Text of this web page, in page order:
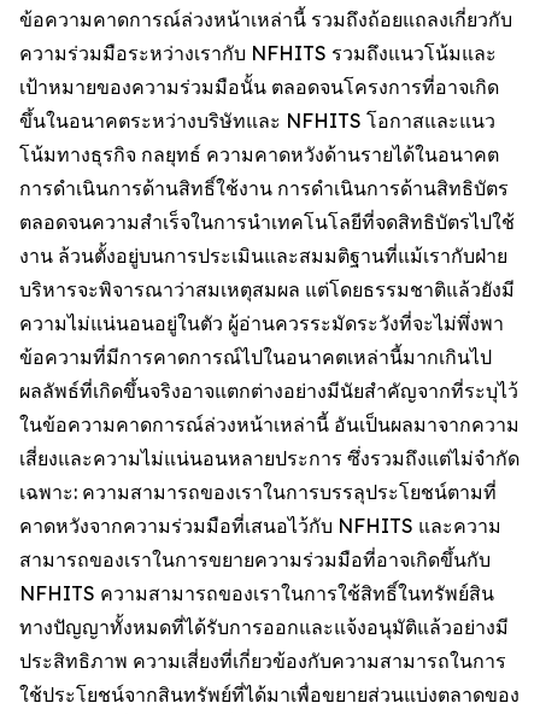
ข้อความคาดการณ์ล่วงหน้าเหล่านี้ รวมถึงถ้อยแถลงเกี่ยวกับ
ความร่วมมือระหว่างเรากับ NFHITS รวมถึงแนวโน้มและ
เป้าหมายของความร่วมมือนั้น ตลอดจนโครงการที่อาจเกิด
ขึ้นในอนาคตระหว่างบริษัทและ NFHITS โอกาสและแนว
โน้มทางธุรกิจ กลยุทธ์ ความคาดหวังด้านรายได้ในอนาคต
การดำเนินการด้านสิทธิ์ใช้งาน การดำเนินการด้านสิทธิบัตร
ตลอดจนความสำเร็จในการนำเทคโนโลยีที่จดสิทธิบัตรไปใช้
งาน ล้วนตั้งอยู่บนการประเมินและสมมติฐานที่แม้เรากับฝ่าย
บริหารจะพิจารณาว่าสมเหตุสมผล แต่โดยธรรมชาติแล้วยังมี
ความไม่แน่นอนอยู่ในตัว ผู้อ่านควรระมัดระวังที่จะไม่พึ่งพา
ข้อความที่มีการคาดการณ์ไปในอนาคตเหล่านี้มากเกินไป
ผลลัพธ์ที่เกิดขึ้นจริงอาจแตกต่างอย่างมีนัยสำคัญจากที่ระบุไว้
ในข้อความคาดการณ์ล่วงหน้าเหล่านี้ อันเป็นผลมาจากความ
เสี่ยงและความไม่แน่นอนหลายประการ ซึ่งรวมถึงแต่ไม่จำกัด
เฉพาะ: ความสามารถของเราในการบรรลุประโยชน์ตามที่
คาดหวังจากความร่วมมือที่เสนอไว้กับ NFHITS และความ
สามารถของเราในการขยายความร่วมมือที่อาจเกิดขึ้นกับ
NFHITS ความสามารถของเราในการใช้สิทธิ์ในทรัพย์สิน
ทางปัญญาทั้งหมดที่ได้รับการออกและแจ้งอนุมัติแล้วอย่างมี
ประสิทธิภาพ ความเสี่ยงที่เกี่ยวข้องกับความสามารถในการ
ใช้ประโยชน์จากสินทรัพย์ที่ได้มาเพื่อขยายส่วนแบ่งตลาดของ